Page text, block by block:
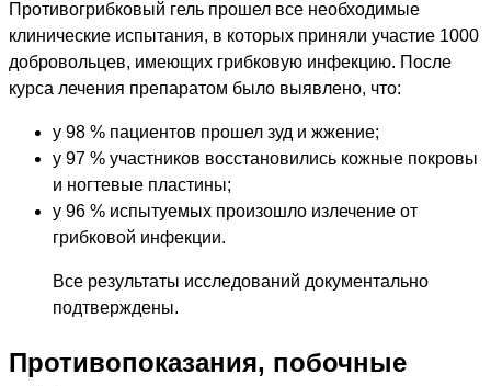
Противогрибковый гель прошел все необходимые
клинические испытания, в которых приняли участие 1000
добровольцев, имеющих грибковую инфекцию. После
курса лечения препаратом было выявлено, что:
у 98 % пациентов прошел зуд и жжение;
у 97 % участников восстановились кожные покровы
и ногтевые пластины;
у 96 % испытуемых произошло излечение от
грибковой инфекции.
Все результаты исследований документально
подтверждены.
Противопоказания, побочные